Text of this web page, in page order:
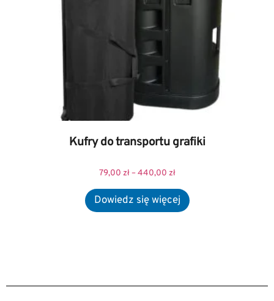
Kufry do transportu grafiki
79,00 zł – 440,00 zł